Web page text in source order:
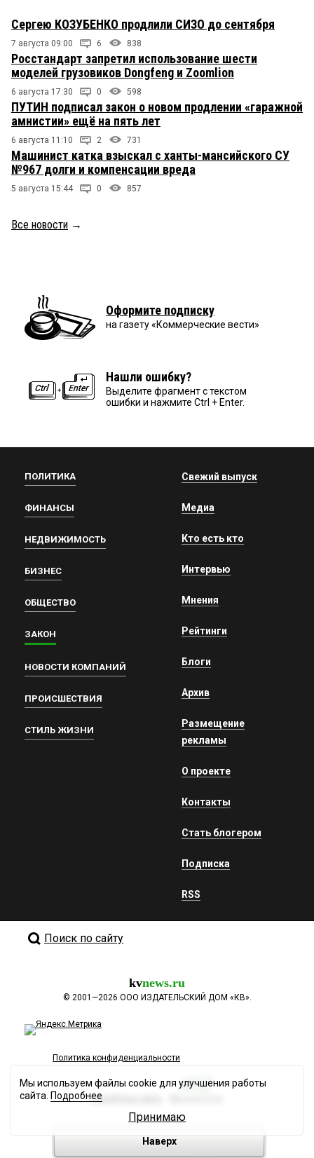
Сергею КОЗУБЕНКО продлили СИЗО до сентября
7 августа 09:00 6 838
Росстандарт запретил использование шести
моделей грузовиков Dongfeng и Zoomlion
6 августа 17:30 0 598
ПУТИН подписал закон о новом продлении «гаражной
амнистии» ещё на пять лет
6 августа 11:10 2 731
Машинист катка взыскал с ханты-мансийского СУ
№967 долги и компенсации вреда
5 августа 15:44 0 857
Все новости →
Оформите подписку
на газету «Коммерческие вести»
Нашли ошибку?
Выделите фрагмент с текстом
ошибки и нажмите Ctrl + Enter.
ПОЛИТИКА
ФИНАНСЫ
НЕДВИЖИМОСТЬ
БИЗНЕС
ОБЩЕСТВО
ЗАКОН
НОВОСТИ КОМПАНИЙ
ПРОИСШЕСТВИЯ
СТИЛЬ ЖИЗНИ
Свежий выпуск
Медиа
Кто есть кто
Интервью
Мнения
Рейтинги
Блоги
Архив
Размещение
рекламы
О проекте
Контакты
Стать блогером
Подписка
RSS
Поиск по сайту
kvnews.ru
© 2001—2026 ООО ИЗДАТЕЛЬСКИЙ ДОМ «КВ».
Политика конфиденциальности
Разработка сайта
Наверх
Мы используем файлы cookie для улучшения работы
сайта. Подробнее
Принимаю